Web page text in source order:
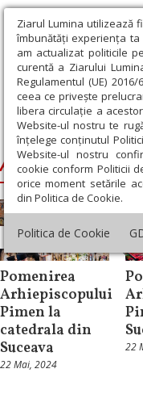
Ziarul Lumina utilizează
îmbunătăți experiența
am actualizat politicile
curentă a Ziarului
Regulamentul (UE)
ceea ce privește
libera circulație a
Website-ul nostru te
înțelege conținutul
Website-ul nostru
cookie conform Politicii
orice moment setările
din Politica de Cookie.
Politica de Cookie
Ziarul Lumina ›
Arhiepiscopul
Știri
Pomenirea
Arhiepiscopului
Pimen la
catedrala din
Suceava
22 Mai, 2024
22